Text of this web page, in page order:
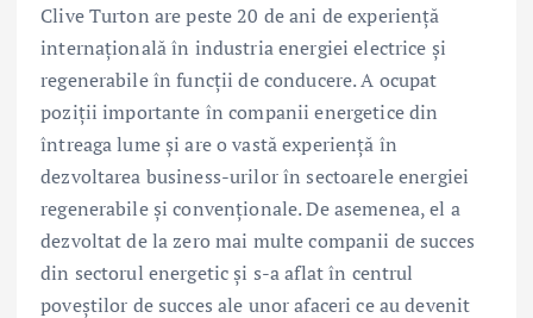
Clive Turton are peste 20 de ani de experiență
internațională în industria energiei electrice și
regenerabile în funcții de conducere. A ocupat
poziții importante în companii energetice din
întreaga lume și are o vastă experiență în
dezvoltarea business-urilor în sectoarele energiei
regenerabile și convenționale. De asemenea, el a
dezvoltat de la zero mai multe companii de succes
din sectorul energetic și s-a aflat în centrul
poveștilor de succes ale unor afaceri ce au devenit